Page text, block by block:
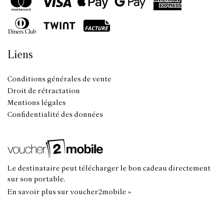
Liens
Conditions générales de vente
Droit de rétractation
Mentions légales
Confidentialité des données
Le destinataire peut télécharger le bon cadeau directement
sur son portable.
En savoir plus sur voucher2mobile »